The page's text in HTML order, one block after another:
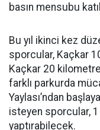
basın mensubu
Bu yıl ikinci kez
sporcular, Kaçkar
Kaçkar 20
farklı parkurda
Yaylası’ndan
isteyen sporcular, 1
yaptırabilecek.